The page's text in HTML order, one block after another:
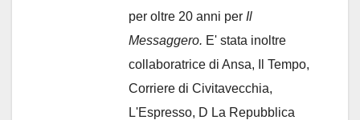
per oltre 20 anni per Il
Messaggero. E' stata inoltre
collaboratrice di Ansa, Il Tempo,
Corriere di Civitavecchia,
L'Espresso, D La Repubblica